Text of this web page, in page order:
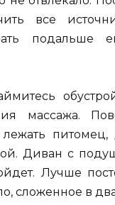
все
подальше
массажа.
лежать
Диван с
Лучше
сложенное в